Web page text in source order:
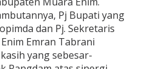
Pj Bupati yang
dan Pj. Sekretaris
Emran Tabrani
yang sebesar-